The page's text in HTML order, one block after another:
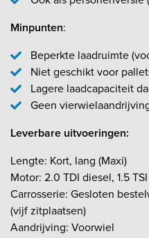
Minpunten:
Beperkte laadruimte
Niet geschikt voor
Lagere laadcapaciteit
Geen
Leverbare uitvoeringen:
Lengte: Kort, lang (Maxi)
Motor: 2.0 TDI diesel, 1.5
Carrosserie: Gesloten
(vijf zitplaatsen)
Aandrijving: Voorwiel